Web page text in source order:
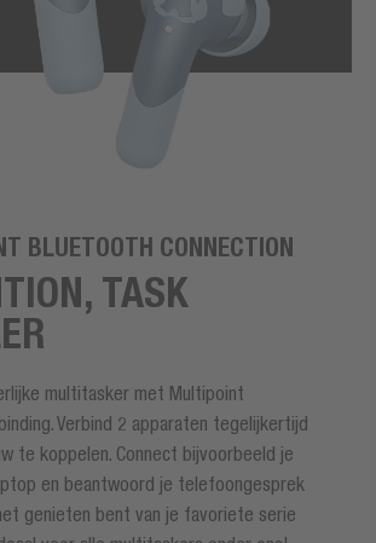
BLUETOOTH CONNECTION
TASK
multitasker met Multipoint
Verbind 2 apparaten tegelijkertijd
te koppelen. Connect bijvoorbeeld je
en beantwoord je telefoongesprek
genieten bent van je favoriete serie